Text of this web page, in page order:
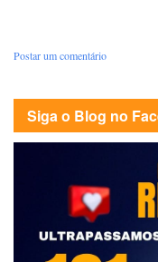
Postar um comentário
Siga o Blog no